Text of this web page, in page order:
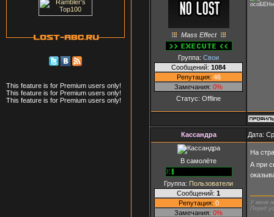
This feature is for Premium users only!
This feature is for Premium users only!
This feature is for Premium users only!
Mass Effect
Группа: Свои
Сообщений: 1084
Репутация: 46
Замечания: 0%
Статус: Offline
Кассандра Дата:
В самолёте
Группа: Пользователи
Сообщений: 1
Репутация: 0
Замечания: 0%
На
А при
У меня
Перед